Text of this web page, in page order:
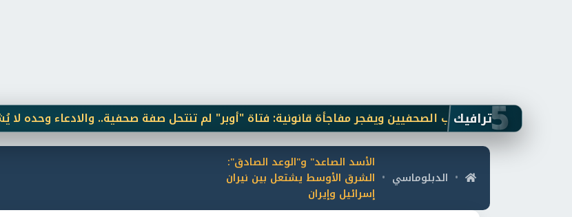
5ترافيك
بلاغ نقيب الصحفيين ويفجر مفاجأة قانونية: فتاة "أوبر" لم تنتحل صفة صحفية.. والادعاء وحده لا يُشكّل جريمة
• الدبلوماسي •
الأسد الصاعد" و"الوعد الصادق":
الشرق الأوسط يشتعل بين نيران
إسرائيل وإيران